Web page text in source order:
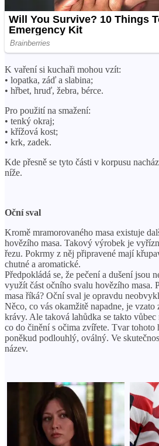
K vaření si kuchaři mohou vzít:
• lopatka, záď a slabina;
• hřbet, hruď, žebra, bérce.
Pro použití na smažení:
• tenký okraj;
• křížová kost;
• krk, zadek.
Kde přesně se tyto části v korpusu
níže.
Oční sval
Kromě mramorovaného masa existuje
hovězího masa. Takový výrobek je
řezu. Pokrmy z něj připravené mají
chutné a aromatické.
Předpokládá se, že pečení a dušení jsou
využít část očního svalu hovězího masa.
masa říká? Oční sval je opravdu
Něco, co vás okamžitě napadne, je
krávy. Ale taková lahůdka se takto vůbec
co do činění s očima zvířete. Tvar tohoto
poněkud podlouhlý, oválný. Ve
název.